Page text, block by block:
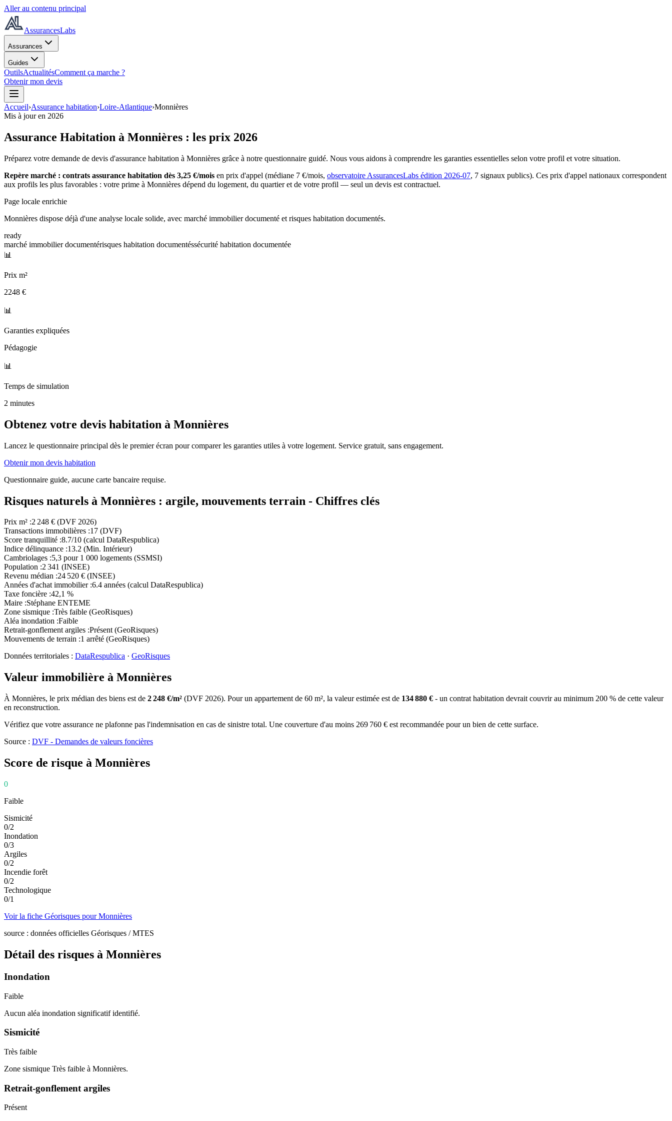
Aller au contenu principal
AssurancesLabs
Assurances
Guides
OutilsActualitésComment ça marche ?
Obtenir mon devis
Accueil›Assurance habitation›Loire-Atlantique›Monnières
Mis à jour en 2026
Assurance Habitation à Monnières : les prix 2026
Préparez votre demande de devis d'assurance habitation à Monnières grâce à notre questionnaire guidé. Nous vous aidons à comprendre les garanties essentielles selon votre profil et votre situation.
Repère marché : contrats assurance habitation dès 3,25 €/mois en prix d'appel (médiane 7 €/mois, observatoire AssurancesLabs édition 2026-07, 7 signaux publics). Ces prix d'appel nationaux correspondent
aux profils les plus favorables : votre prime à Monnières dépend du logement, du quartier et de votre profil — seul un devis est contractuel.
Page locale enrichie
Monnières dispose déjà d'une analyse locale solide, avec marché immobilier documenté et risques habitation documentés.
ready
marché immobilier documentérisques habitation documentéssécurité habitation documentée
📊
Prix m²
2248 €
📊
Garanties expliquées
Pédagogie
📊
Temps de simulation
2 minutes
Obtenez votre devis habitation à Monnières
Lancez le questionnaire principal dès le premier écran pour comparer les garanties utiles à votre logement. Service gratuit, sans engagement.
Obtenir mon devis habitation
Questionnaire guide, aucune carte bancaire requise.
Risques naturels à Monnières : argile, mouvements terrain - Chiffres clés
Prix m² :2 248 € (DVF 2026)
Transactions immobilières :17 (DVF)
Score tranquillité :8.7/10 (calcul DataRespublica)
Indice délinquance :13.2 (Min. Intérieur)
Cambriolages :5,3 pour 1 000 logements (SSMSI)
Population :2 341 (INSEE)
Revenu médian :24 520 € (INSEE)
Années d'achat immobilier:6.4 années (calcul DataRespublica)
Taxe foncière :42,1 %
Maire :Stéphane ENTEME
Zone sismique :Très faible (GeoRisques)
Aléa inondation :Faible
Retrait-gonflement argiles :Présent (GeoRisques)
Mouvements de terrain :1 arrêté (GeoRisques)
Données territoriales : DataRespublica · GeoRisques
Valeur immobilière à Monnières
À Monnières, le prix médian des biens est de 2 248 €/m² (DVF 2026). Pour un appartement de 60 m², la valeur estimée est de 134 880 € - un contrat habitation devrait couvrir au minimum 200 % de cette valeur
en reconstruction.
Vérifiez que votre assurance ne plafonne pas l'indemnisation en cas de sinistre total. Une couverture d'au moins 269 760 € est recommandée pour un bien de cette surface.
Source : DVF - Demandes de valeurs foncières
Score de risque à Monnières
0
Faible
Sismicité
0/2
Inondation
0/3
Argiles
0/2
Incendie forêt
0/2
Technologique
0/1
Voir la fiche Géorisques pourMonnières
source : données officielles Géorisques / MTES
Détail des risques à Monnières
Inondation
Faible
Aucun aléa inondation significatif identifié.
Sismicité
Très faible
Zone sismique Très faible à Monnières.
Retrait-gonflement argiles
Présent